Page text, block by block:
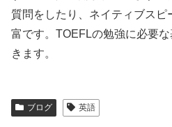
質問をしたり、ネイティブス
富です。TOEFLの勉強に必要
きます。
ブログ 英語